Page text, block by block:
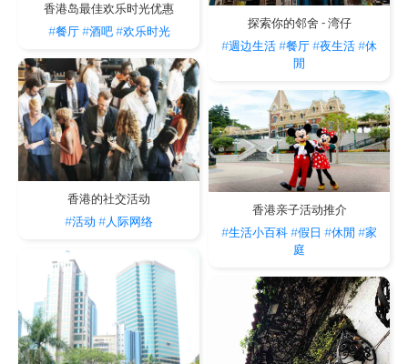
香港岛最佳欢乐时光优惠
#餐厅 #酒吧 #欢乐时光
探索你的邻舍 - 湾仔
#週边生活#餐厅#夜生活#休
閒
香港的社交活动
#活动 #人际网络
香港亲子活动推介
#生活小百科#假日 #休閒 #家
庭